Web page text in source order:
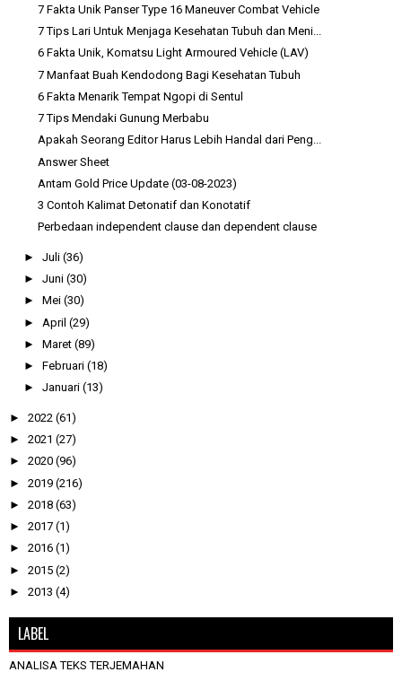
7 Fakta Unik Panser Type 16 Maneuver Combat Vehicle
7 Tips Lari Untuk Menjaga Kesehatan Tubuh dan Meni...
6 Fakta Unik, Komatsu Light Armoured Vehicle (LAV)
7 Manfaat Buah Kendodong Bagi Kesehatan Tubuh
6 Fakta Menarik Tempat Ngopi di Sentul
7 Tips Mendaki Gunung Merbabu
Apakah Seorang Editor Harus Lebih Handal dari Peng...
Answer Sheet
Antam Gold Price Update (03-08-2023)
3 Contoh Kalimat Detonatif dan Konotatif
Perbedaan independent clause dan dependent clause
► Juli (36)
► Juni (30)
► Mei (30)
► April (29)
► Maret (89)
► Februari (18)
► Januari (13)
► 2022 (61)
► 2021 (27)
► 2020 (96)
► 2019 (216)
► 2018 (63)
► 2017 (1)
► 2016 (1)
► 2015 (2)
► 2013 (4)
LABEL
ANALISA TEKS TERJEMAHAN